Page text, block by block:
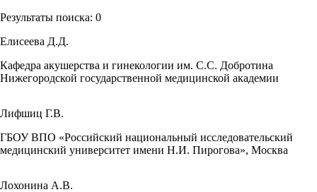
Результаты поиска: 0
Елисеева Д.Д.
Кафедра акушерства и гинекологии им. С.С. Добротина
Нижегородской государственной медицинской академии
Лифшиц Г.В.
ГБОУ ВПО «Российский национальный исследовательский
медицинский университет имени Н.И. Пирогова», Москва
Лохонина А.В.